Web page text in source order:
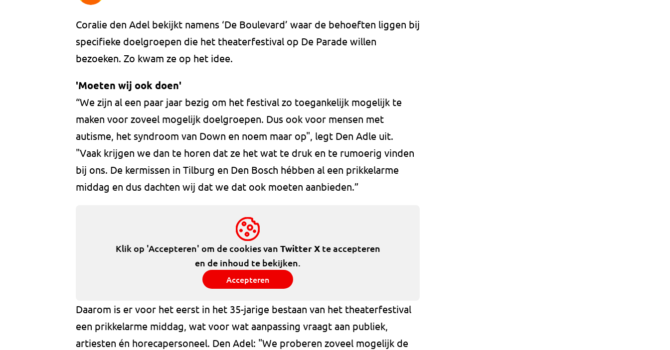
Coralie den Adel bekijkt namens ‘De Boulevard’ waar de behoeften liggen bij
specifieke doelgroepen die het theaterfestival op De Parade willen
bezoeken. Zo kwam ze op het idee.
'Moeten wij ook doen'
“We zijn al een paar jaar bezig om het festival zo toegankelijk mogelijk te
maken voor zoveel mogelijk doelgroepen. Dus ook voor mensen met
autisme, het syndroom van Down en noem maar op", legt Den Adle uit.
"Vaak krijgen we dan te horen dat ze het wat te druk en te rumoerig vinden
bij ons. De kermissen in Tilburg en Den Bosch hébben al een prikkelarme
middag en dus dachten wij dat we dat ook moeten aanbieden.”
Klik op 'Accepteren' om de cookies van Twitter Xte accepteren
en de inhoud te bekijken.
Accepteren
Daarom is er voor het eerst in het 35-jarige bestaan van het theaterfestival
een prikkelarme middag, wat voor wat aanpassing vraagt aan publiek,
artiesten én horecapersoneel. Den Adel: "We proberen zoveel mogelijk de